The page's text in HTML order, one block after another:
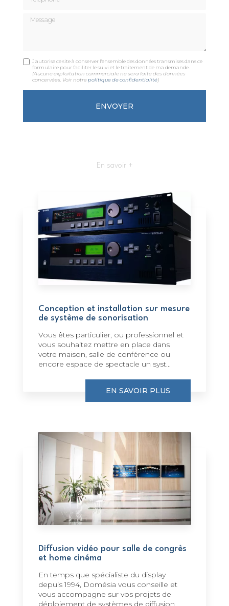
Message
J'autorise ce site à conserver l'ensemble des données transmises dans ce
formulaire pour faciliter le suivi et le traitement de ma demande.
(Aucune exploitation commerciale ne sera faite des données
concervées. Voir notrepolitique de confidentialité)
En savoir +
Conception et installation sur mesure
de système de sonorisation
Vous êtes particulier, ou professionnel et
vous souhaitez mettre en place dans
votre maison, salle de conférence ou
encore espace de spectacle un syst...
EN SAVOIR PLUS
Diffusion vidéo pour salle de congrès
et home cinéma
En temps que spécialiste du display
depuis 1994, Domésia vous conseille et
vous accompagne sur vos projets de
déploiement de systèmes de diffusion